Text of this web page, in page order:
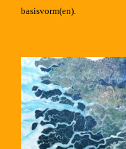
basisvorm(en).